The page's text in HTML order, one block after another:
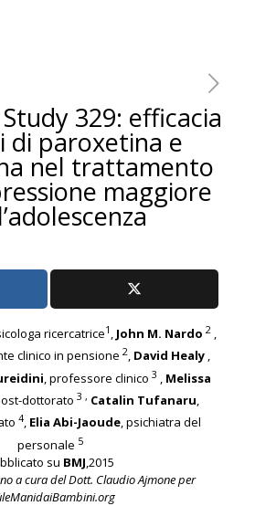
329: efficacia
di paroxetina e
nel trattamento
maggiore
ricercatrice1 , John M. Nardo 2 ,
clinico in pensione 2, David Healy,
, professore clinico 3 , Melissa
dottorato3 , Catalin Tufanaru,
4, Elia Abi-Jaoude, psichiatra del
personale 5
su BMJ,2015
a cura del Dott. Claudio Ajmone per